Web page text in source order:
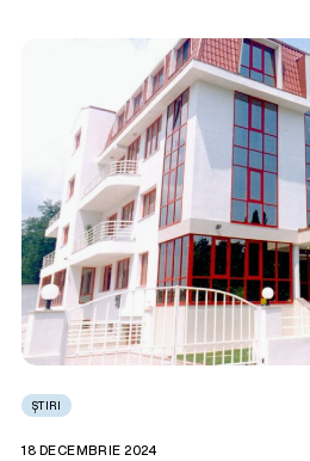
ȘTIRI
18 DECEMBRIE 2024